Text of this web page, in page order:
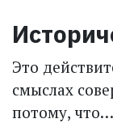
Это
смыслах
потому,